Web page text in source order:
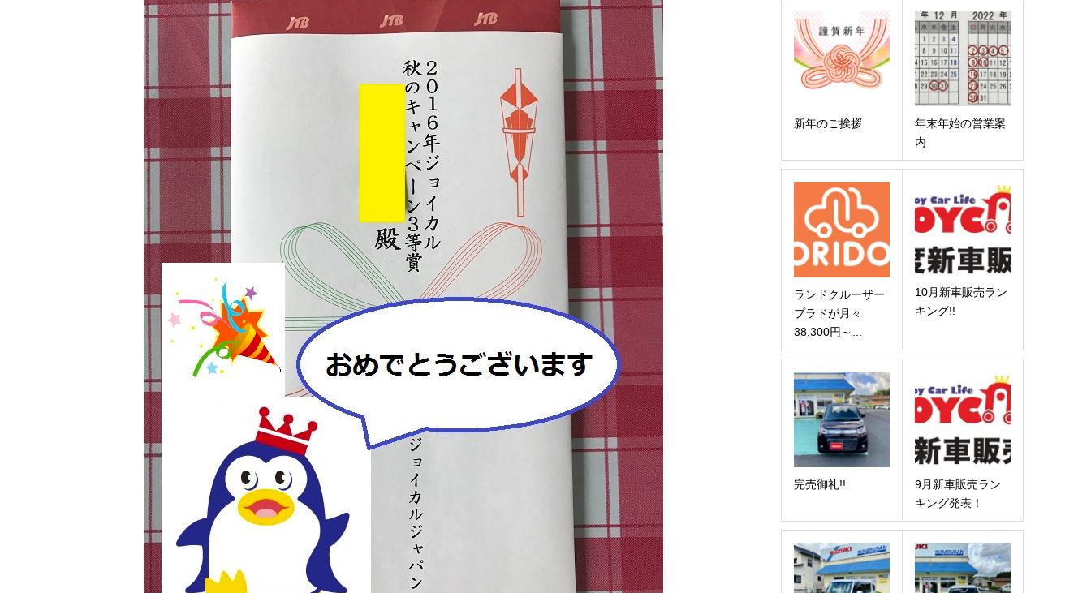
新年のご挨拶
年末年始の営業案
内
ランドクルーザー
プラドが月々
38,300円～...
10月新車販売ラン
キング!!
完売御礼!!
9月新車販売ラン
キング発表！